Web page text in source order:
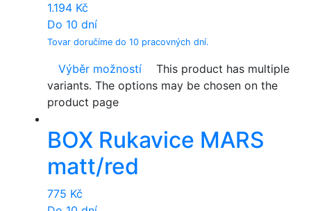
1.194 Kč
Do 10 dní
Tovar doručíme do 10 pracovných dní.
Výběr možností
This product has multiple
variants. The options may be chosen on the
product page
BOX Rukavice MARS
matt/red
775 Kč